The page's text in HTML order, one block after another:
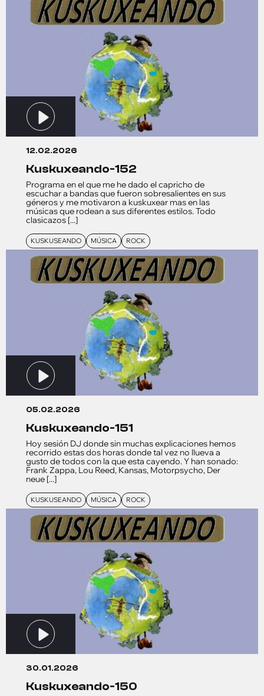
12.02.2026
kuskuxeando-152
Programa en el que me he dado el capricho de
escuchar a bandas que fueron sobresalientes en sus
géneros y me motivaron a kuskuxear mas en las
músicas que rodean a sus diferentes estilos. Todo
clasicazos [...]
KUSKUSEANDO MÚSICA ROCK
05.02.2026
kuskuxeando-151
Hoy sesión DJ donde sin muchas explicaciones hemos
recorrido estas dos horas donde tal vez no llueva a
gusto de todos con la que esta cayendo. Y han sonado:
Frank Zappa, Lou Reed, Kansas, Motorpsycho, Der
neue [...]
KUSKUSEANDO MÚSICA ROCK
30.01.2026
kuskuxeando-150